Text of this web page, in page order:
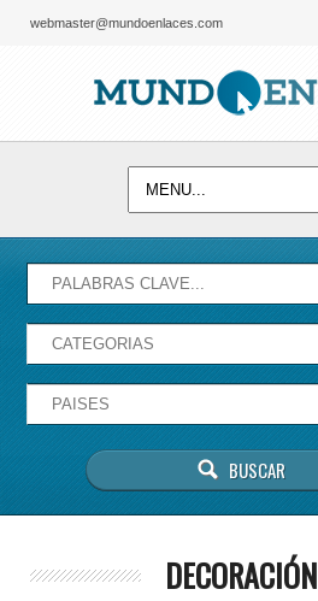
webmaster@mundoenlaces.com
correctamente.
DECORACIÓN